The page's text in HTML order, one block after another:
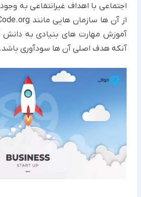
اجتماعی با اهداف غیرانتفاعی به
آموزش مهارت های بنیادی به دانش
آنکه هدف اصلی آن ها سودآوری باشد.